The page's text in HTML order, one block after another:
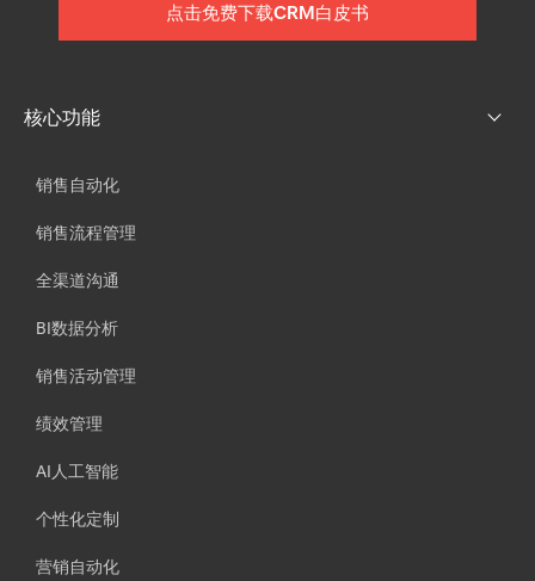
点击免费下载CRM白皮书
核心功能
销售自动化
销售流程管理
全渠道沟通
BI数据分析
销售活动管理
绩效管理
AI人工智能
个性化定制
营销自动化